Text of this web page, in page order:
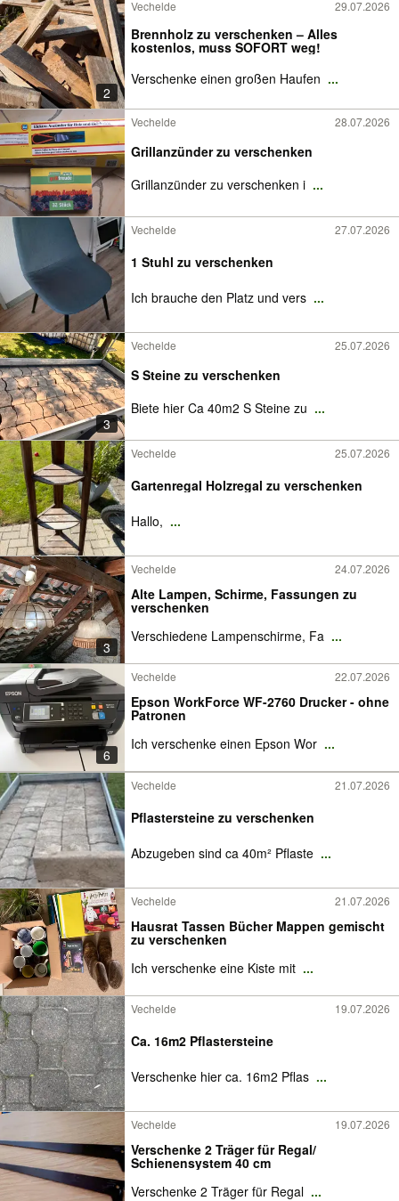
2
Vechelde 29.07.2026
Brennholz zu verschenken – Alles
kostenlos, muss SOFORT weg!
Verschenke einen großen Haufen ...
Vechelde 28.07.2026
Grillanzünder zu verschenken
Grillanzünder zu verschenken i ...
Vechelde 27.07.2026
1 Stuhl zu verschenken
Ich brauche den Platz und vers ...
3
Vechelde 25.07.2026
S Steine zu verschenken
Biete hier Ca 40m2 S Steine zu ...
Vechelde 25.07.2026
Gartenregal Holzregal zu verschenken
Hallo, ...
3
Vechelde 24.07.2026
Alte Lampen, Schirme, Fassungen zu
verschenken
Verschiedene Lampenschirme, Fa ...
6
Vechelde 22.07.2026
Epson WorkForce WF-2760 Drucker - ohne
Patronen
Ich verschenke einen Epson Wor ...
Vechelde 21.07.2026
Pflastersteine zu verschenken
Abzugeben sind ca 40m² Pflaste ...
Vechelde 21.07.2026
Hausrat Tassen Bücher Mappen gemischt
zu verschenken
Ich verschenke eine Kiste mit ...
Vechelde 19.07.2026
Ca. 16m2 Pflastersteine
Verschenke hier ca. 16m2 Pflas ...
Vechelde 19.07.2026
Verschenke 2 Träger für Regal/
Schienensystem 40 cm
Verschenke 2 Träger für Regal ...